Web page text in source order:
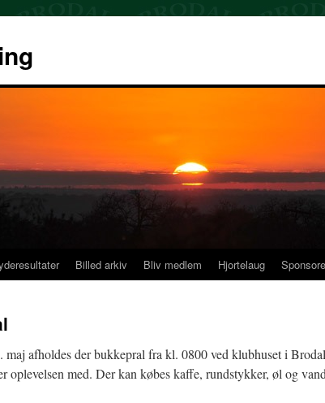
Billed arkiv Bliv medlem Hjortelaug
maj afholdes der bukkepral fra kl. 0800 ved klubhuset i
oplevelsen med. Der kan købes kaffe, rundstykker, øl og